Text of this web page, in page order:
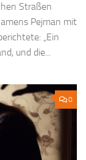
Straßen
Pejman mit
„Ein
und die...
0